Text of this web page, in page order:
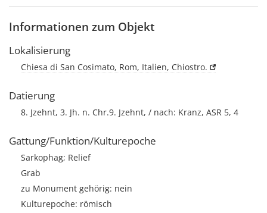
Informationen zum Objekt
Lokalisierung
Chiesa di San Cosimato, Rom, Italien, Chiostro.
Datierung
8. Jzehnt, 3. Jh. n. Chr.9. Jzehnt, / nach: Kranz, ASR 5, 4
Gattung/Funktion/Kulturepoche
Sarkophag; Relief
Grab
zu Monument gehörig: nein
Kulturepoche: römisch